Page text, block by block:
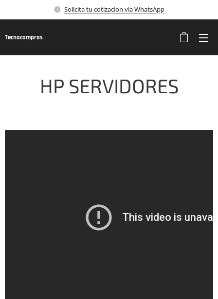
Solicita tu cotizacion via WhatsApp
Tecnocompras
HP SERVIDORES